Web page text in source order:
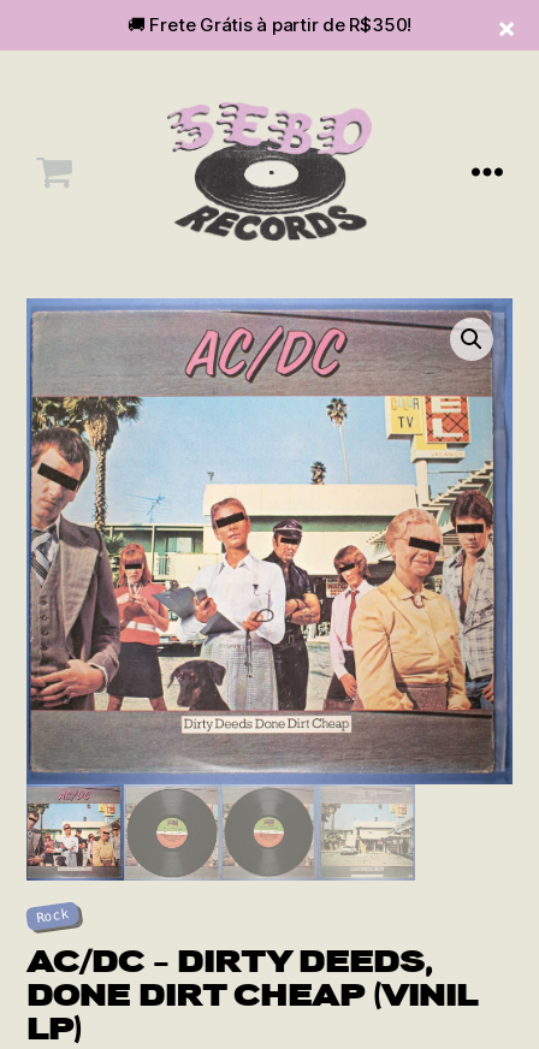
🚚 Frete Grátis à partir de R$350!
Rock
AC/DC – DIRTY DEEDS,
DONE DIRT CHEAP (VINIL
LP)